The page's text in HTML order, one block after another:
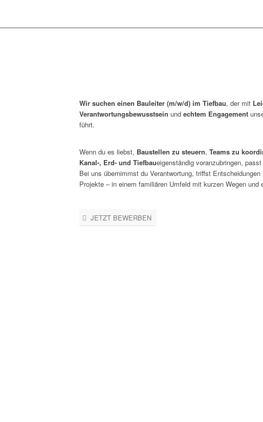
Wir suchen einen Bauleiter (m/w/d) im Tiefbau, der mit
Verantwortungsbewusstsein und echtem Engagement
führt.
Wenn du es liebst, Baustellen zu steuern, Teams zu
Kanal-, Erd- und Tiefbaueigenständig voranzubringen,
Bei uns übernimmst du Verantwortung, triffst
Projekte – in einem familiären Umfeld mit kurzen Wegen und
JETZT BEWERBEN